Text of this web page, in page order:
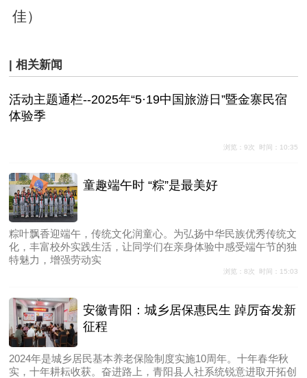
佳）
| 相关新闻
活动主题通栏--2025年“5·19中国旅游日”暨金寨民宿
体验季
浏览：9次 时间：10:35
童趣端午时 “粽”是最美好
粽叶飘香迎端午，传统文化润童心。为弘扬中华民族优秀传统文
化，丰富校外实践生活，让同学们在亲身体验中感受端午节的独
特魅力，增强劳动实
浏览：8次 时间：15:03
安徽青阳：城乡居保惠民生 踔厉奋发新
征程
2024年是城乡居民基本养老保险制度实施10周年。十年春华秋
实，十年耕耘收获。奋进路上，青阳县人社系统锐意进取开拓创